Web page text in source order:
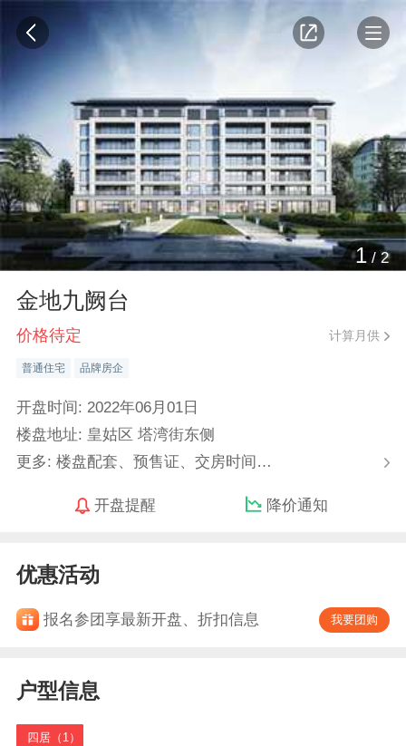
1/ 2
金地九阙台
价格待定 计算月供
普通住宅 品牌房企
开盘时间: 2022年06月01日
楼盘地址: 皇姑区 塔湾街东侧
更多: 楼盘配套、预售证、交房时间…
开盘提醒 降价通知
优惠活动
报名参团享最新开盘、折扣信息 我要团购
户型信息
四居（1）